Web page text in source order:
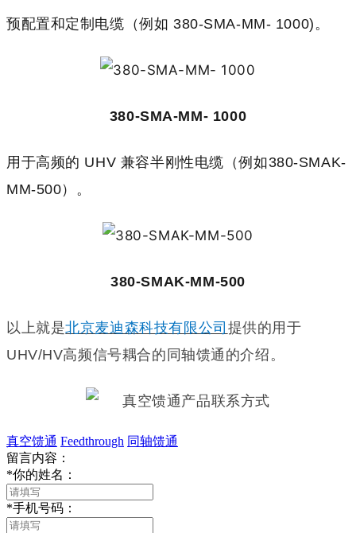
预配置和定制电缆（例如 380-SMA-MM- 1000)。
380-SMA-MM- 1000
用于高频的 UHV 兼容半刚性电缆（例如380-SMAK-
MM-500）。
380-SMAK-MM-500
以上就是北京麦迪森科技有限公司 提供的用于
UHV/HV高频信号耦合的同轴馈通的介绍。
真空馈通 Feedthrough 同轴馈通
留言内容：
*你的姓名：
*手机号码：